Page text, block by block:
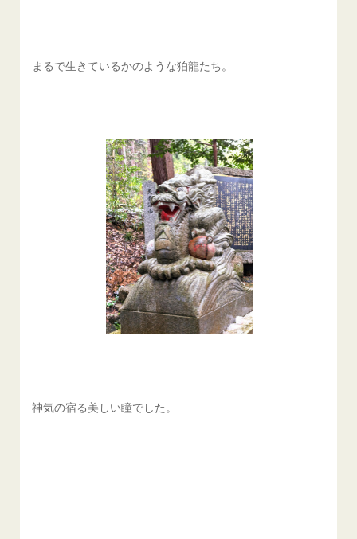
まるで生きているかのような狛龍たち。
神気の宿る美しい瞳でした。